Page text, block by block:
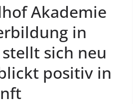
Akademie
in
sich neu
positiv in